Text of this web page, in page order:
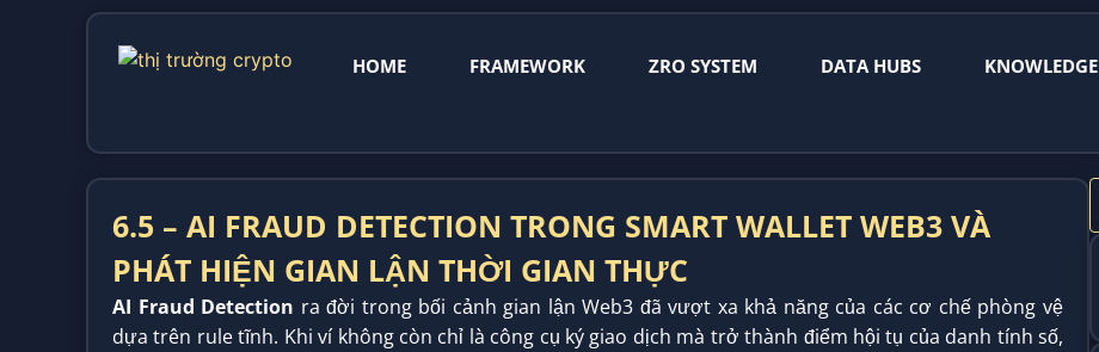
HOME FRAMEWORK ZRO SYSTEM DATA HUBS KNOWLEDGE
6.5 – AI FRAUD DETECTION TRONG SMART WALLET WEB3 VÀ
PHÁT HIỆN GIAN LẬN THỜI GIAN THỰC
AI Fraud Detection ra đời trong bối cảnh gian lận Web3 đã vượt xa khả năng của các cơ chế phòng vệ
dựa trên rule tĩnh. Khi ví không còn chỉ là công cụ ký giao dịch mà trở thành điểm hội tụ của danh tính số,